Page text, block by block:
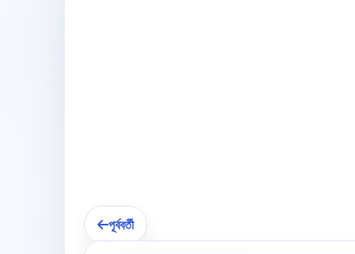
পূর্ববর্তী